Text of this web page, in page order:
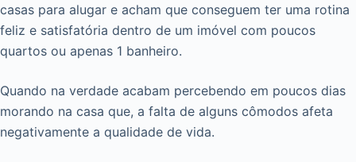
casas para alugar e acham que conseguem ter uma rotina
feliz e satisfatória dentro de um imóvel com poucos
quartos ou apenas 1 banheiro.
Quando na verdade acabam percebendo em poucos dias
morando na casa que, a falta de alguns cômodos afeta
negativamente a qualidade de vida.